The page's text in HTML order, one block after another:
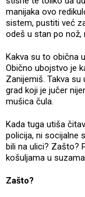
manijaka ovo
sistem, pustiti već
odeš u stan po nož,
Kakva su to obična
Obično ubojstvo je
Zanijemiš. Takva su
grad koji je jučer
mušica čula.
Kada tuga utiša
policija, ni socijalne
bili na ulici? Zašto?
košuljama u
Zašto?